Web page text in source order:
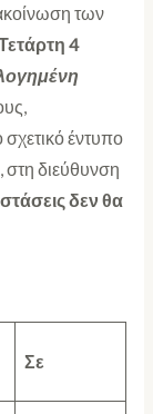
των
4
σχετικό έντυπο
διεύθυνση
δεν θα
Σε